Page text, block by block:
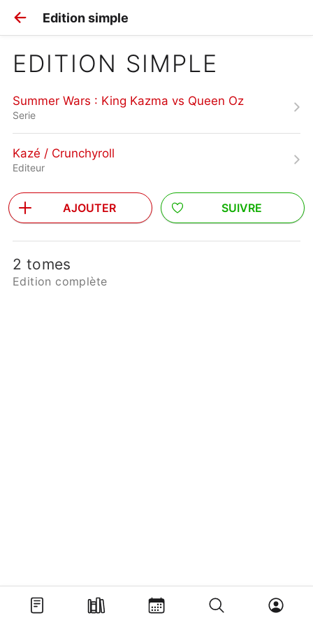
Edition simple
EDITION SIMPLE
Summer Wars : King Kazma vs Queen Oz
Serie
Kazé / Crunchyroll
Editeur
AJOUTER SUIVRE
2 tomes
Edition complète